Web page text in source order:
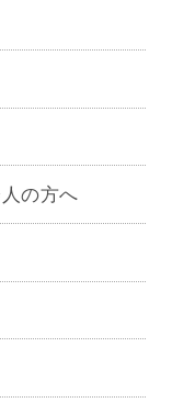
の方へ